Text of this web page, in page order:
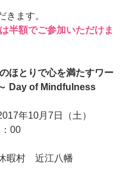
す。
半額でご参加いただけま
ほとりで心を満たすワー
Day of Mindfulness
年10月7日（土）
：00
村　近江八幡